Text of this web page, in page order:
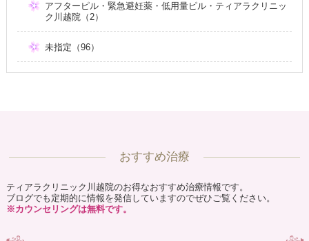
アフターピル・緊急避妊薬・低用量ピル・ティアラクリニッ
ク川越院（2）
未指定（96）
おすすめ治療
ティアラクリニック川越院のお得なおすすめ治療情報です。
ブログでも定期的に情報を発信していますのでぜひご覧ください。
※カウンセリングは無料です。